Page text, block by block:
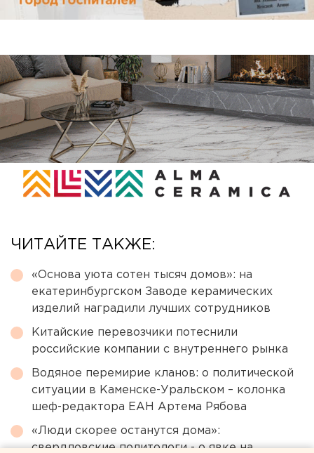
ЧИТАЙТЕ ТАКЖЕ:
«Основа уюта сотен тысяч домов»: на
екатеринбургском Заводе керамических
изделий наградили лучших сотрудников
Китайские перевозчики потеснили
российские компании с внутреннего рынка
Водяное перемирие кланов: о политической
ситуации в Каменске-Уральском – колонка
шеф-редактора ЕАН Артема Рябова
«Люди скорее останутся дома»:
свердловские политологи - о явке на